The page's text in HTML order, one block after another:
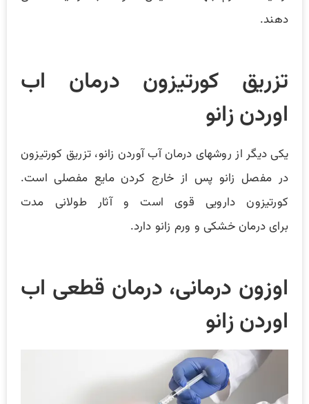
دهند.
تزریق کورتیزون درمان اب
اوردن زانو
یکی دیگر از روشهای درمان آب آوردن زانو، تزریق کورتیزون
در مفصل زانو پس از خارج کردن مایع مفصلی است.
کورتیزون دارویی قوی است و آثار طولانی مدت
برای درمان خشکی و ورم زانو دارد.
اوزون درمانی، درمان قطعی اب
اوردن زانو